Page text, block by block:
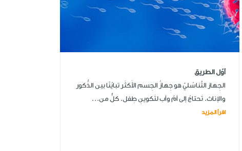
أوّل الطريق
الجِهاز التَّناسُليّ هو جِهازُ الجِسم الأَكثَر تبايُنًا بين الذُّكور
والإناث. تَحتاجُ إلى أمّ وأب لتَكوينِ طِفل. كلٌّ من...
اقرأ المزيد